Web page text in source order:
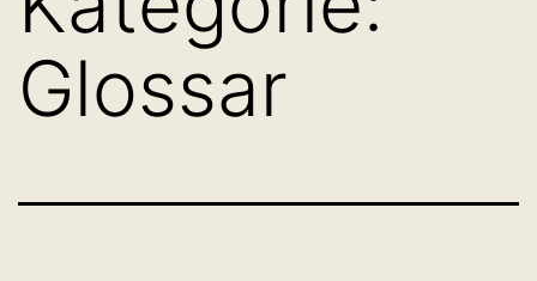
Glossar